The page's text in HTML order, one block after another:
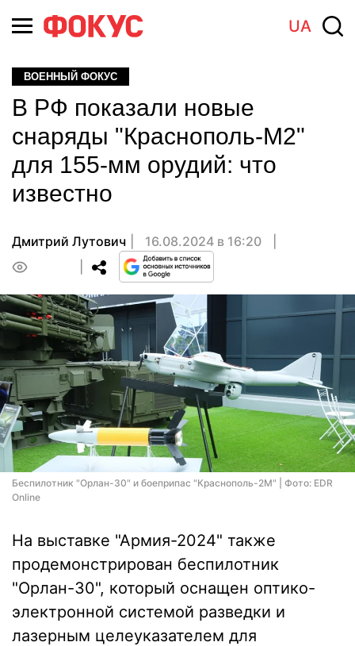
UA
ВОЕННЫЙ ФОКУС
В РФ показали новые
снаряды "Краснополь-М2"
для 155-мм орудий: что
известно
Дмитрий Лутович
16.08.2024 в 16:20
Беспилотник "Орлан-30" и боеприпас "Краснополь-2М" | Фото: EDR
Online
На выставке "Армия-2024" также
продемонстрирован беспилотник
"Орлан-30", который оснащен оптико-
электронной системой разведки и
лазерным целеуказателем для